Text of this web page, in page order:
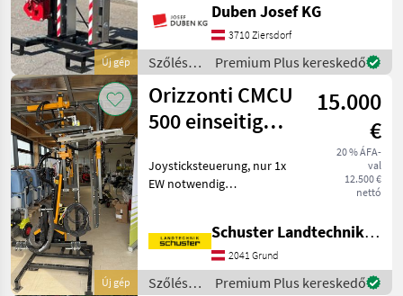
Új gép
Ausschwenkvorrichtung,
inkl. 5 + 1 + 5
Edelstahlmesser,
Schnittlänge 165 c
Duben Josef KG
3710 Ziersdorf
Szőlészeti
gépek /
Ero
Premium Plus kereskedő
Új gép
Orizzonti CMCU
500 einseitig
15.000
€
20 % ÁFA-
val
12.500 €
nettó
Joysticksteuerung, nur 1x
EW notwendig
Schneidbalken 3 Punkt-
Anbau (alternativ fixer
Anbau möglich)
Automatischer Parall
Schuster Landtechnik Grund
2041 Grund
Szőlészeti
Premium Plus kereskedő